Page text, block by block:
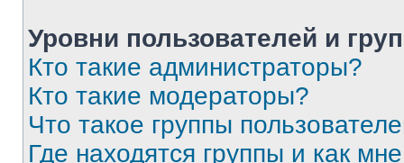
Уровни пользователей и
Кто такие администраторы?
Кто такие модераторы?
Что такое группы
Где находятся группы и как